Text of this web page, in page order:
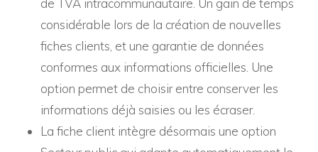
de TVA intracommunautaire. Un gain de temps
considérable lors de la création de nouvelles
fiches clients, et une garantie de données
conformes aux informations officielles. Une
option permet de choisir entre conserver les
informations déjà saisies ou les écraser.
La fiche client intègre désormais une option